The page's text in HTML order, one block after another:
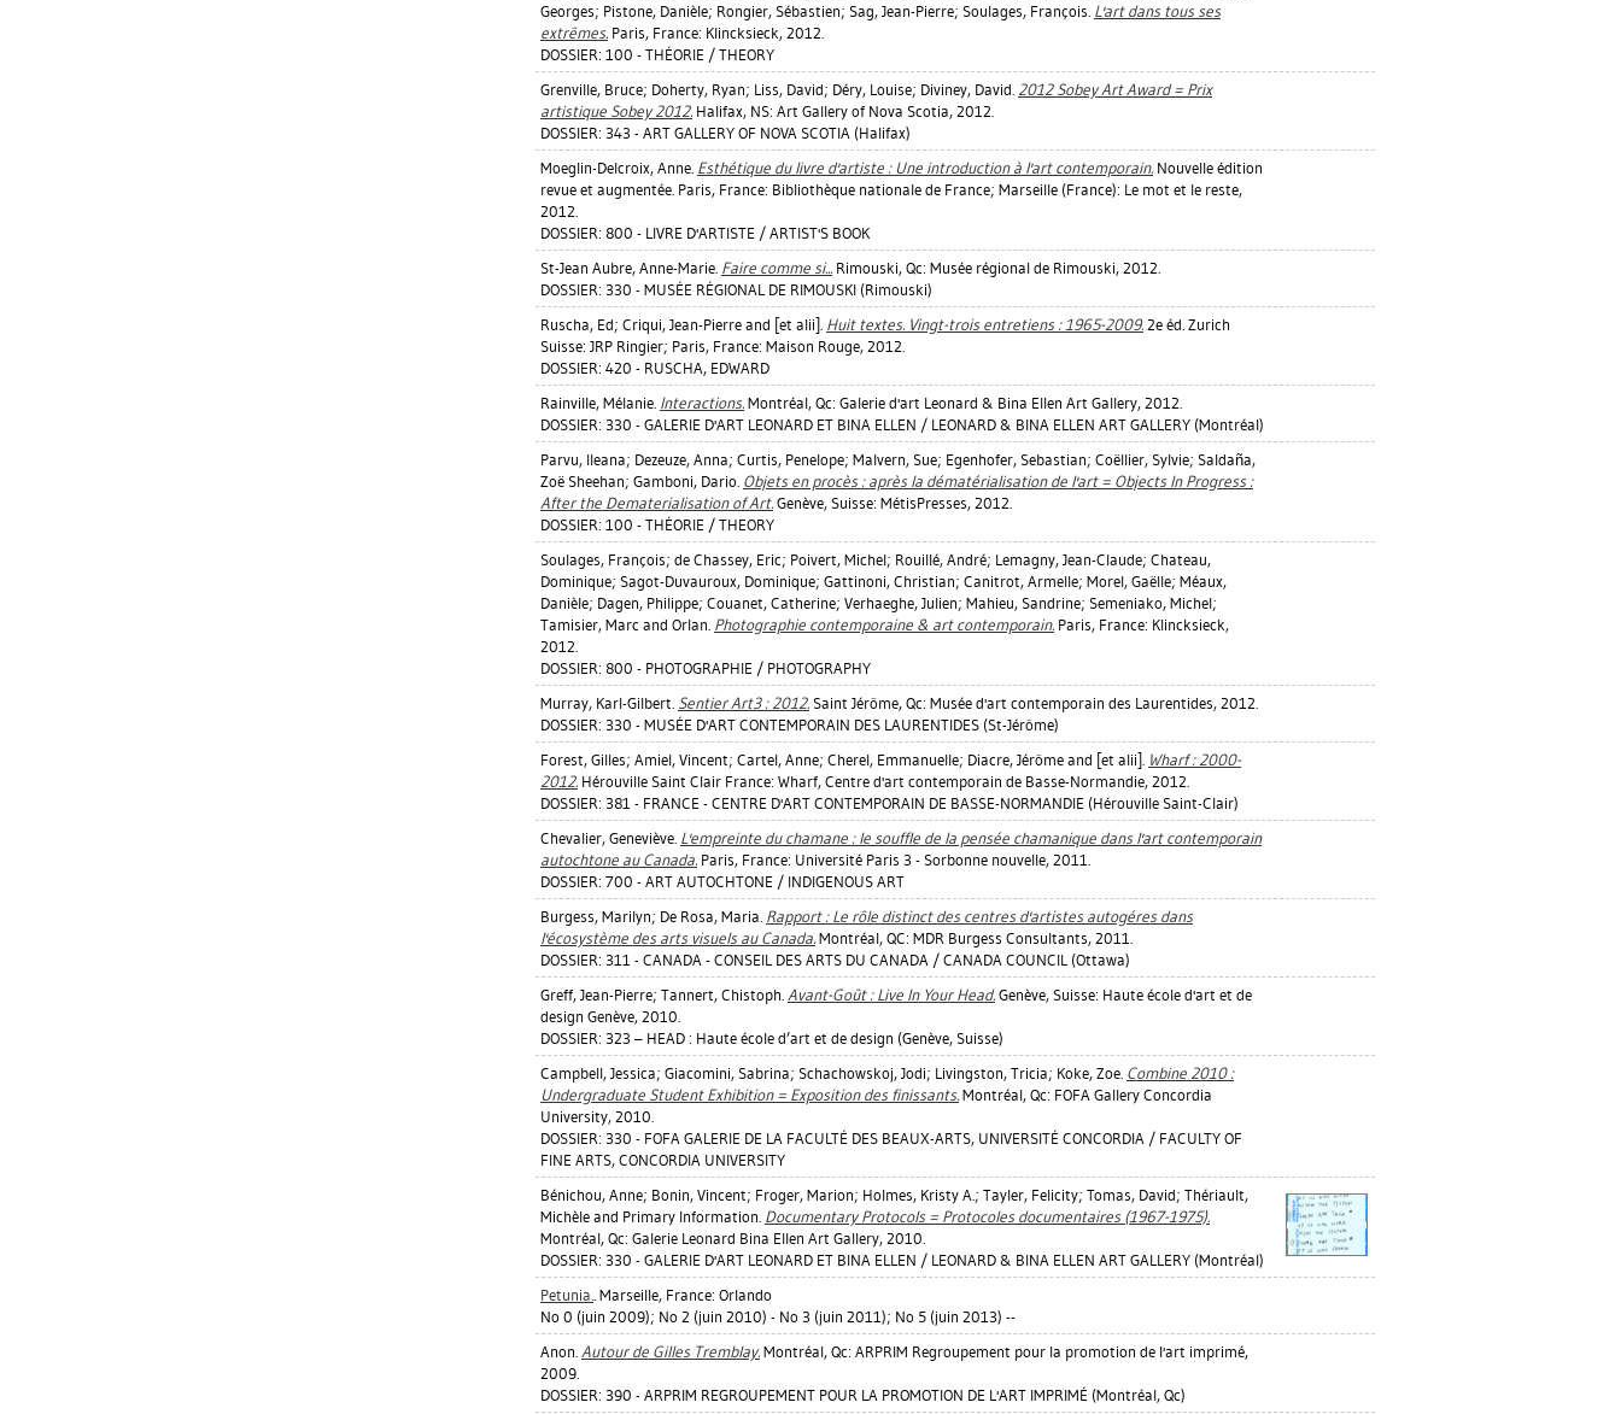
Georges; Pistone, Danièle; Rongier, Sébastien; Sag, Jean-Pierre; Soulages, François. L'art dans tous ses
extrêmes. Paris, France: Klincksieck, 2012.
DOSSIER: 100 - THÉORIE / THEORY
Grenville, Bruce; Doherty, Ryan; Liss, David; Déry, Louise; Diviney, David. 2012 Sobey Art Award = Prix
artistique Sobey 2012. Halifax, NS: Art Gallery of Nova Scotia, 2012.
DOSSIER: 343 - ART GALLERY OF NOVA SCOTIA (Halifax)
Moeglin-Delcroix, Anne. Esthétique du livre d'artiste : Une introduction à l'art contemporain. Nouvelle édition
revue et augmentée. Paris, France: Bibliothèque nationale de France; Marseille (France): Le mot et le reste,
2012.
DOSSIER: 800 - LIVRE D'ARTISTE / ARTIST'S BOOK
St-Jean Aubre, Anne-Marie. Faire comme si... Rimouski, Qc: Musée régional de Rimouski, 2012.
DOSSIER: 330 - MUSÉE RÉGIONAL DE RIMOUSKI (Rimouski)
Ruscha, Ed; Criqui, Jean-Pierre and [et alii]. Huit textes. Vingt-trois entretiens : 1965-2009. 2e éd. Zurich
Suisse: JRP Ringier; Paris, France: Maison Rouge, 2012.
DOSSIER: 420 - RUSCHA, EDWARD
Rainville, Mélanie. Interactions. Montréal, Qc: Galerie d'art Leonard & Bina Ellen Art Gallery, 2012.
DOSSIER: 330 - GALERIE D'ART LEONARD ET BINA ELLEN / LEONARD & BINA ELLEN ART GALLERY (Montréal)
Parvu, Ileana; Dezeuze, Anna; Curtis, Penelope; Malvern, Sue; Egenhofer, Sebastian; Coëllier, Sylvie; Saldaña,
Zoë Sheehan; Gamboni, Dario. Objets en procès : après la dématérialisation de l'art = Objects In Progress :
After the Dematerialisation of Art. Genève, Suisse: MétisPresses, 2012.
DOSSIER: 100 - THÉORIE / THEORY
Soulages, François; de Chassey, Eric; Poivert, Michel; Rouillé, André; Lemagny, Jean-Claude; Chateau,
Dominique; Sagot-Duvauroux, Dominique; Gattinoni, Christian; Canitrot, Armelle; Morel, Gaëlle; Méaux,
Danièle; Dagen, Philippe; Couanet, Catherine; Verhaeghe, Julien; Mahieu, Sandrine; Semeniako, Michel;
Tamisier, Marc and Orlan. Photographie contemporaine & art contemporain. Paris, France: Klincksieck,
2012.
DOSSIER: 800 - PHOTOGRAPHIE / PHOTOGRAPHY
Murray, Karl-Gilbert. Sentier Art3 : 2012. Saint Jérôme, Qc: Musée d'art contemporain des Laurentides, 2012.
DOSSIER: 330 - MUSÉE D'ART CONTEMPORAIN DES LAURENTIDES (St-Jérôme)
Forest, Gilles; Amiel, Vincent; Cartel, Anne; Cherel, Emmanuelle; Diacre, Jérôme and [et alii]. Wharf : 2000-
2012. Hérouville Saint Clair France: Wharf, Centre d'art contemporain de Basse-Normandie, 2012.
DOSSIER: 381 - FRANCE - CENTRE D'ART CONTEMPORAIN DE BASSE-NORMANDIE (Hérouville Saint-Clair)
Chevalier, Geneviève. L'empreinte du chamane : le souffle de la pensée chamanique dans l'art contemporain
autochtone au Canada. Paris, France: Université Paris 3 - Sorbonne nouvelle, 2011.
DOSSIER: 700 - ART AUTOCHTONE / INDIGENOUS ART
Burgess, Marilyn; De Rosa, Maria. Rapport : Le rôle distinct des centres d'artistes autogéres dans
l'écosystème des arts visuels au Canada. Montréal, QC: MDR Burgess Consultants, 2011.
DOSSIER: 311 - CANADA - CONSEIL DES ARTS DU CANADA / CANADA COUNCIL (Ottawa)
Greff, Jean-Pierre; Tannert, Chistoph. Avant-Goût : Live In Your Head. Genève, Suisse: Haute école d'art et de
design Genève, 2010.
DOSSIER: 323 – HEAD : Haute école d’art et de design (Genève, Suisse)
Campbell, Jessica; Giacomini, Sabrina; Schachowskoj, Jodi; Livingston, Tricia; Koke, Zoe. Combine 2010 :
Undergraduate Student Exhibition = Exposition des finissants. Montréal, Qc: FOFA Gallery Concordia
University, 2010.
DOSSIER: 330 - FOFA GALERIE DE LA FACULTÉ DES BEAUX-ARTS, UNIVERSITÉ CONCORDIA / FACULTY OF
FINE ARTS, CONCORDIA UNIVERSITY
Bénichou, Anne; Bonin, Vincent; Froger, Marion; Holmes, Kristy A.; Tayler, Felicity; Tomas, David; Thériault,
Michèle and Primary Information. Documentary Protocols = Protocoles documentaires (1967-1975).
Montréal, Qc: Galerie Leonard Bina Ellen Art Gallery, 2010.
DOSSIER: 330 - GALERIE D'ART LEONARD ET BINA ELLEN / LEONARD & BINA ELLEN ART GALLERY (Montréal)
Petunia.. Marseille, France: Orlando
No 0 (juin 2009); No 2 (juin 2010) - No 3 (juin 2011); No 5 (juin 2013) --
Anon. Autour de Gilles Tremblay. Montréal, Qc: ARPRIM Regroupement pour la promotion de l'art imprimé,
2009.
DOSSIER: 390 - ARPRIM REGROUPEMENT POUR LA PROMOTION DE L'ART IMPRIMÉ (Montréal, Qc)